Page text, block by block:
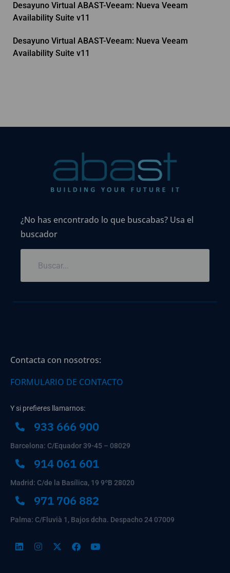
Desayuno Virtual ABAST-Veeam: Nueva Veeam
Availability Suite v11
Desayuno Virtual ABAST-Veeam: Nueva Veeam
Availability Suite v11
¿No has encontrado lo que buscabas? Usa el
buscador
Contacta con nosotros:
FORMULARIO DE CONTACTO
Y si prefieres llamarnos:
933 666 900
Barcelona: C/Equador 39-45 – 08029
914 061 601
Madrid: C/de la Basílica, 19 9ºB 28020
971 706 882
Palma: C/Fluvià 1, Bajos dcha. Despacho 24 07009